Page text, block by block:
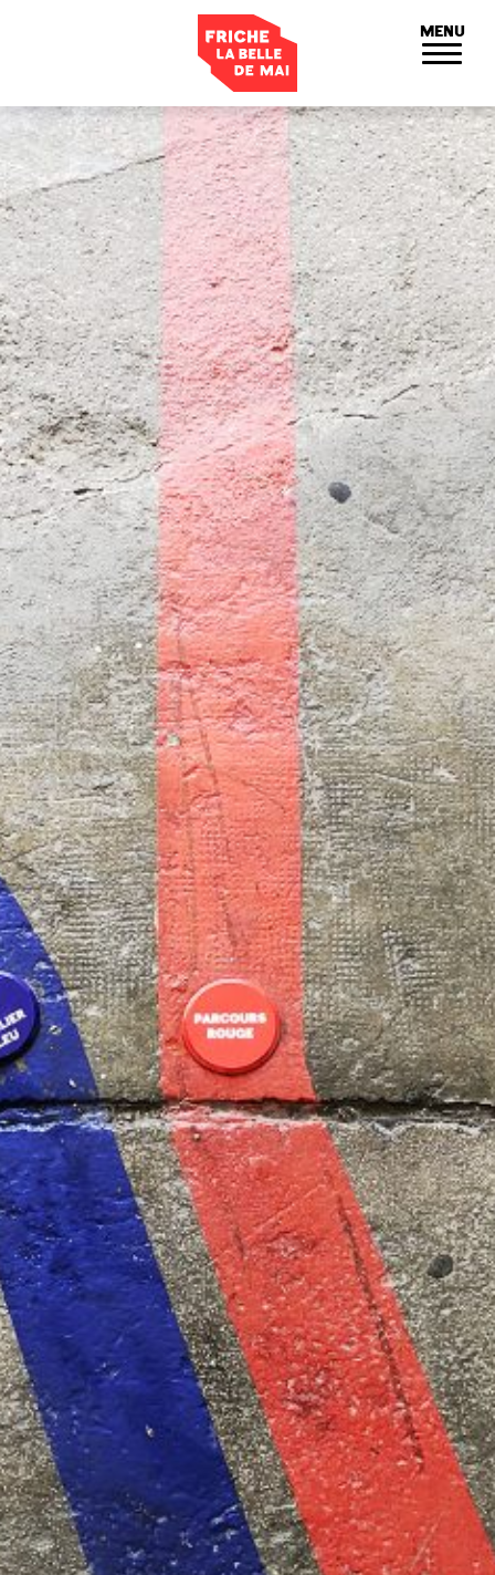
MENU
Panneau de gestion des cookies